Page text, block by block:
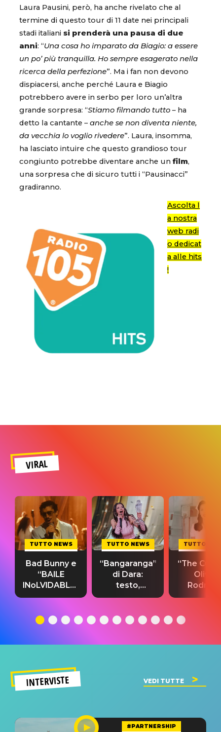
Laura Pausini, però, ha anche rivelato che al
termine di questo tour di 11 date nei principali
stadi italiani si prenderà una pausa di due
anni: “Una cosa ho imparato da Biagio: a essere
un po’ più tranquilla. Ho sempre esagerato nella
ricerca della perfezione”. Ma i fan non devono
dispiacersi, anche perché Laura e Biagio
potrebbero avere in serbo per loro un’altra
grande sorpresa: “Stiamo filmando tutto – ha
detto la cantante – anche se non diventa niente,
da vecchia lo voglio rivedere”. Laura, insomma,
ha lasciato intuire che questo grandioso tour
congiunto potrebbe diventare anche un film,
una sorpresa che di sicuro tutti i “Pausinacci”
gradiranno.
Ascolta l
a nostra
web radi
o dedicat
a alle hits
!
VIRAL
TUTTO NEWS
Bad Bunny e
“BAILE
INoLVIDABLE”:
testo,
significato
TUTTO NEWS
“Bangaranga”
di Dara:
testo,
traduzione e
del singolo
TUTTO
“The
Olivia
testo,
INTERVISTE VEDI TUTTE
#PARTNERSHIP